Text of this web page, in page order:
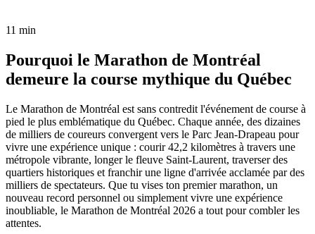
11 min
Pourquoi le Marathon de Montréal
demeure la course mythique du Québec
Le Marathon de Montréal est sans contredit l'événement de course à
pied le plus emblématique du Québec. Chaque année, des dizaines
de milliers de coureurs convergent vers le Parc Jean-Drapeau pour
vivre une expérience unique : courir 42,2 kilomètres à travers une
métropole vibrante, longer le fleuve Saint-Laurent, traverser des
quartiers historiques et franchir une ligne d'arrivée acclamée par des
milliers de spectateurs. Que tu vises ton premier marathon, un
nouveau record personnel ou simplement vivre une expérience
inoubliable, le Marathon de Montréal 2026 a tout pour combler les
attentes.